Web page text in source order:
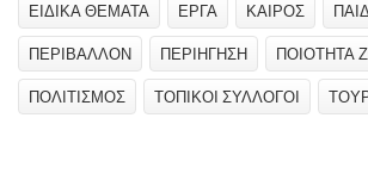
ΕΙΔΙΚΑ ΘΕΜΑΤΑ ΕΡΓΑ ΚΑΙΡΟΣ
ΠΕΡΙΒΑΛΛΟΝ ΠΕΡΙΗΓΗΣΗ ΠΟΙΟΤΗΤΑ
ΠΟΛΙΤΙΣΜΟΣ ΤΟΠΙΚΟΙ ΣΥΛΛΟΓΟΙ